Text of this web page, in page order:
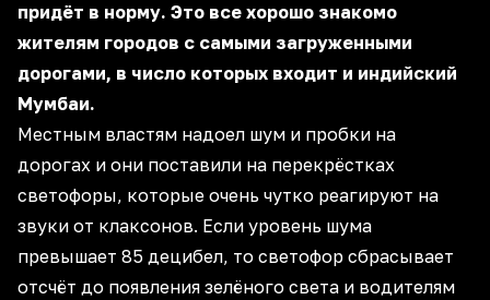
придёт в норму. Это все хорошо знакомо
жителям городов с самыми загруженными
дорогами, в число которых входит и индийский
Мумбаи.
Местным властям надоел шум и пробки на
дорогах и они поставили на перекрёстках
светофоры, которые очень чутко реагируют на
звуки от клаксонов. Если уровень шума
превышает 85 децибел, то светофор сбрасывает
отсчёт до появления зелёного света и водителям